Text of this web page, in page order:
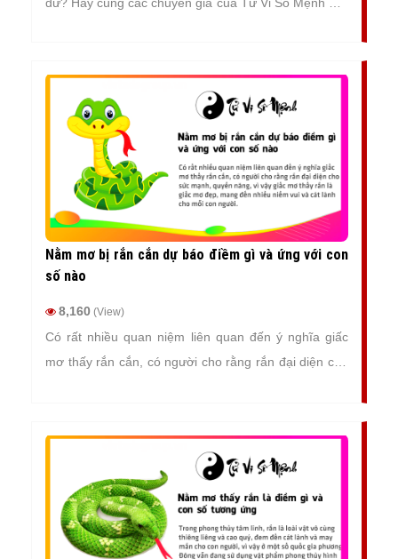
Nằm mơ bị rắn cắn dự báo điềm gì và ứng với con
số nào
8,160 (View)
Có rất nhiều quan niệm liên quan đến ý nghĩa giấc
mơ thấy rắn cắn, có người cho rằng rắn đại diện cho
cho mỗi con người.